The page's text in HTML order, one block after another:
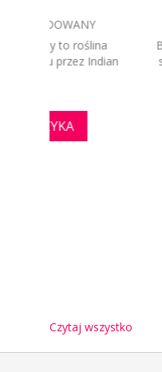
Płatki
zawartość
Czytaj wszystko